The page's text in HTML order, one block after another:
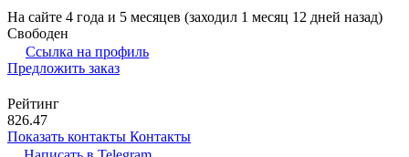
На сайте 4 года и 5 месяцев (заходил 1 месяц 12 дней назад)
Свободен
Ссылка на профиль
Предложить заказ
Рейтинг
826.47
Показать контакты Контакты